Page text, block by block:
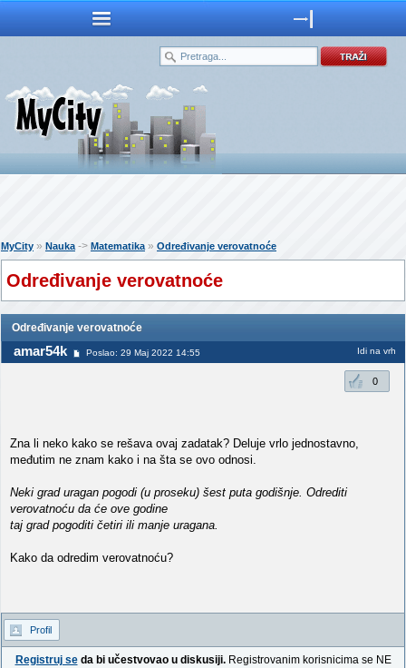
MyCity » Nauka-> Matematika» Određivanje verovatnoće
Određivanje verovatnoće
Određivanje verovatnoće
amar54k Poslao: 29 Maj 2022 14:55 Idi na vrh
0
Zna li neko kako se rešava ovaj zadatak? Deluje vrlo jednostavno,
međutim ne znam kako i na šta se ovo odnosi.
Neki grad uragan pogodi (u proseku) šest puta godišnje. Odrediti
verovatnoću da će ove godine
taj grad pogoditi četiri ili manje uragana.
Kako da odredim verovatnoću?
Profil
Registruj seda bi učestvovao u diskusiji.Registrovanim korisnicima se NE